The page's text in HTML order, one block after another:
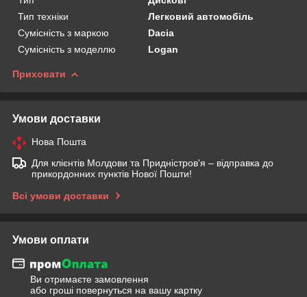
Тип техніки
Легковий автомобіль
Сумісність з маркою
Dacia
Сумісність з моделлю
Logan
Приховати
Умови доставки
Нова Пошта
Для клієнтів Молдови та Придністров'я – відправка до
прикордонних пунктів Нової Пошти!
Всі умови доставки
Умови оплати
Ви отримаєте замовлення
або гроші повернуться на вашу картку